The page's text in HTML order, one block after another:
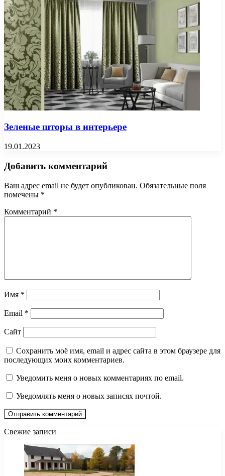
Зеленые шторы в интерьере
19.01.2023
Добавить комментарий
Ваш адрес email не будет опубликован. Обязательные поля
помечены *
Комментарий *
Имя *
Email *
Сайт
Сохранить моё имя, email и адрес сайта в этом браузере для
последующих моих комментариев.
Уведомить меня о новых комментариях по email.
Уведомлять меня о новых записях почтой.
Свежие записи